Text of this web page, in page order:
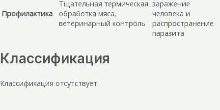
Профилактика
Тщательная термическая
обработка мяса,
ветеринарный контроль
заражение
человека и
распространение
паразита
Классификация
Классификация отсутствует.